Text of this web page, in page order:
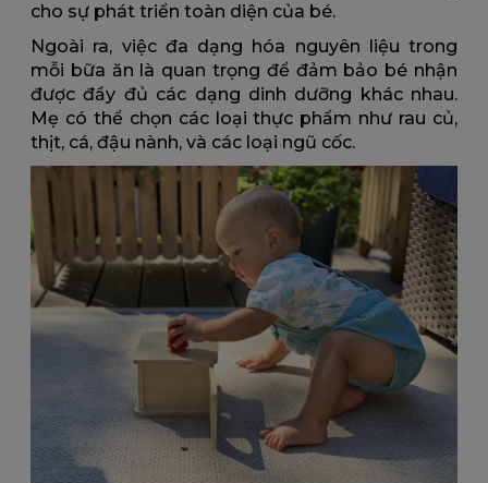
cho sự phát triển toàn diện của bé.
Ngoài ra, việc đa dạng hóa nguyên liệu trong
mỗi bữa ăn là quan trọng để đảm bảo bé nhận
được đầy đủ các dạng dinh dưỡng khác nhau.
Mẹ có thể chọn các loại thực phẩm như rau củ,
thịt, cá, đậu nành, và các loại ngũ cốc.